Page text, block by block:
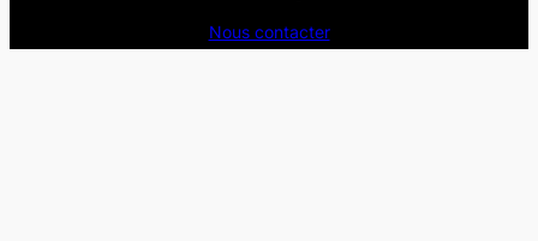
Nous contacter